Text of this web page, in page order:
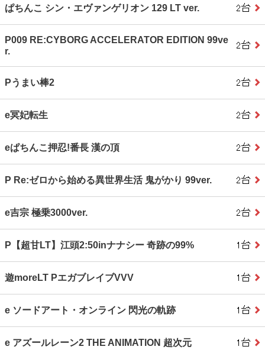
ぱちんこ シン・エヴァンゲリオン 129 LT ver.
P009 RE:CYBORG ACCELERATOR EDITION 99ve
r.
Pうまい棒2
e冥妃転生
eぱちんこ押忍!番長 漢の頂
P Re:ゼロから始める異世界生活 鬼がかり 99ver.
e吉宗 極乗3000ver.
P【超甘LT】江頭2:50inナナシー 奇跡の99%
遊moreLT PエガブレイブVVV
e ソードアート・オンライン 閃光の軌跡
e アズールレーン2 THE ANIMATION 超次元